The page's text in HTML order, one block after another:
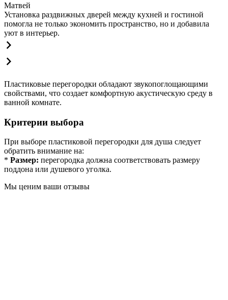
Матвей
Установка раздвижных дверей между кухней и гостиной
помогла не только экономить пространство, но и добавила
уют в интерьер.
Пластиковые перегородки обладают звукопоглощающими
свойствами, что создает комфортную акустическую среду в
ванной комнате.
Критерии выбора
При выборе пластиковой перегородки для душа следует
обратить внимание на:
* Размер: перегородка должна соответствовать размеру
поддона или душевого уголка.
Мы ценим ваши отзывы